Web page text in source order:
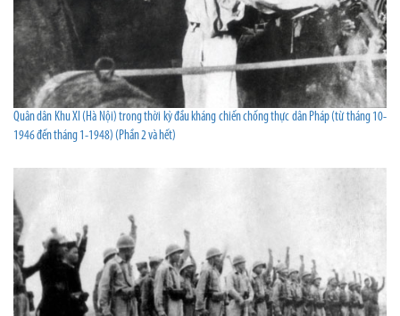
Quân dân Khu XI (Hà Nội) trong thời kỳ đầu kháng chiến chống thực dân Pháp (từ tháng 10-
1946 đến tháng 1-1948) (Phần 2 và hết)